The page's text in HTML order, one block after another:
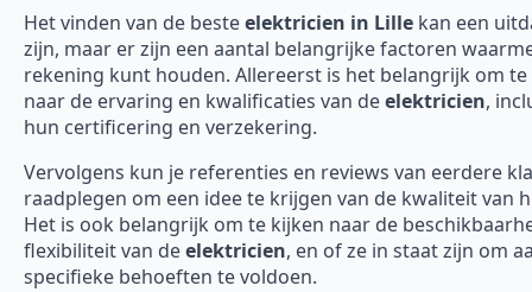
Het vinden van de besteelektricien in Lille kan een
zijn, maar er zijn een aantal belangrijke factoren
rekening kunt houden. Allereerst is het belangrijk om
naar de ervaring en kwalificaties van deelektricien,
hun certificering en verzekering.
Vervolgens kun je referenties en reviews van eerdere
raadplegen om een idee te krijgen van de kwaliteit van
Het is ook belangrijk om te kijken naar de
flexibiliteit van deelektricien, en of ze in staat zijn om
specifieke behoeften te voldoen.